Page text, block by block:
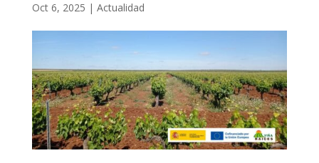
Oct 6, 2025 | Actualidad